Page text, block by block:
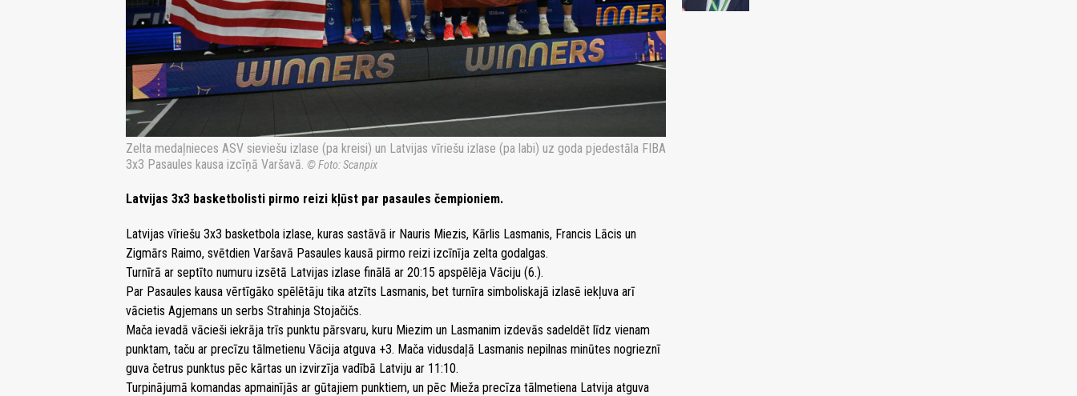
Zelta medaļnieces ASV sieviešu izlase (pa kreisi) un Latvijas vīriešu izlase (pa labi) uz goda pjedestāla FIBA
​​3x3 Pasaules kausa izcīņā Varšavā. © Foto: Scanpix
Latvijas 3x3 basketbolisti pirmo reizi kļūst par pasaules čempioniem.
Latvijas vīriešu 3x3 basketbola izlase, kuras sastāvā ir Nauris Miezis, Kārlis Lasmanis, Francis Lācis un
Zigmārs Raimo, svētdien Varšavā Pasaules kausā pirmo reizi izcīnīja zelta godalgas.
Turnīrā ar septīto numuru izsētā Latvijas izlase finālā ar 20:15 apspēlēja Vāciju (6.).
Par Pasaules kausa vērtīgāko spēlētāju tika atzīts Lasmanis, bet turnīra simboliskajā izlasē iekļuva arī
vācietis Agjemans un serbs Strahinja Stojačičs.
Mača ievadā vācieši iekrāja trīs punktu pārsvaru, kuru Miezim un Lasmanim izdevās sadeldēt līdz vienam
punktam, taču ar precīzu tālmetienu Vācija atguva +3. Mača vidusdaļā Lasmanis nepilnas minūtes nogrieznī
guva četrus punktus pēc kārtas un izvirzīja vadībā Latviju ar 11:10.
Turpinājumā komandas apmainījās ar gūtajiem punktiem, un pēc Mieža precīza tālmetiena Latvija atguva